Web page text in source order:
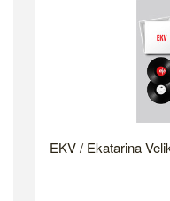
EKV / Ekatarina